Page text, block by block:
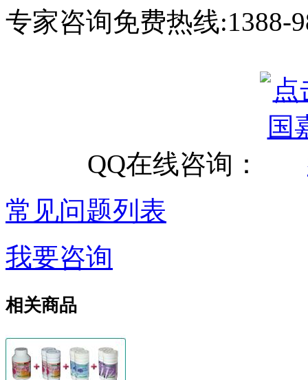
专家咨询免费热线:1388-
QQ在线咨询：
常见问题列表
我要咨询
相关商品